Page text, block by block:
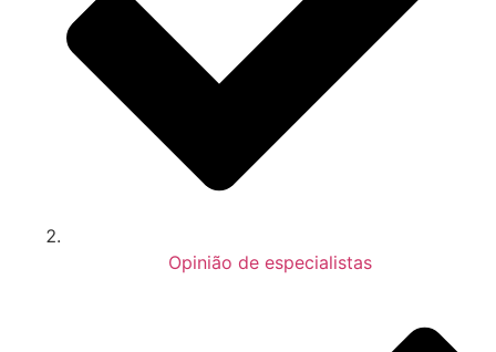
Opinião de especialistas